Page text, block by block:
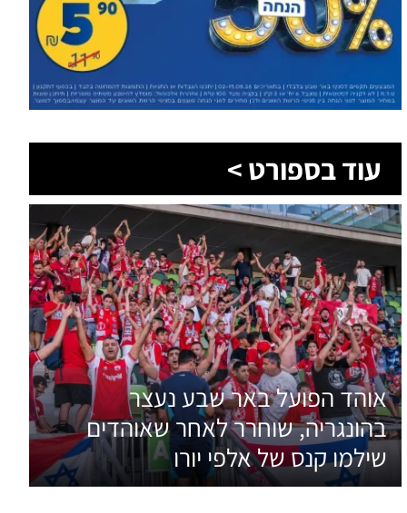
עוד בספורט >
אוהד הפועל באר שבע נעצר
בהונגריה, שוחרר לאחר שאוהדים
שילמו קנס של אלפי יורו